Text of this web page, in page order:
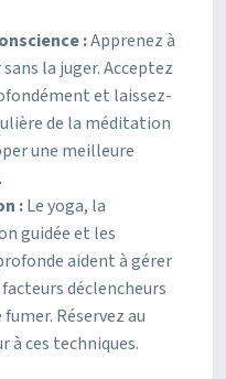
:Apprenez à
la juger. Acceptez
et laissez-
de la méditation
une meilleure
:Le yoga, la
guidée et les
aident à gérer
déclencheurs
Réservez au
à ces techniques.